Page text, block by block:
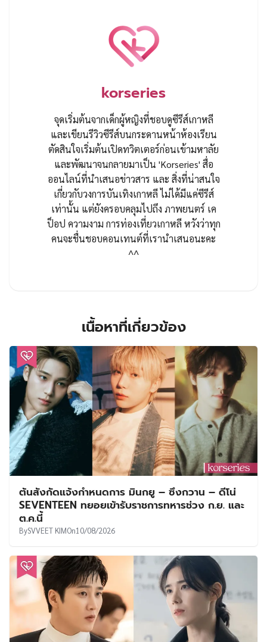
korseries
จุดเริ่มต้นจากเด็กผู้หญิงที่ชอบดูซีรีส์เกาหลี
และเขียนรีวิวซีรีส์บนกระดานหน้าห้องเรียน
ตัดสินใจเริ่มต้นเปิดทวิตเตอร์ก่อนเข้ามหาลัย
และพัฒนาจนกลายมาเป็น 'Korseries' สื่อ
ออนไลน์ที่นำเสนอข่าวสาร และ สิ่งที่น่าสนใจ
เกี่ยวกับวงการบันเทิงเกาหลี ไม่ได้มีแค่ซีรีส์
เท่านั้น แต่ยังครอบคลุมไปถึง ภาพยนตร์ เค
ป็อป ความงาม การท่องเที่ยวเกาหลี หวังว่าทุก
คนจะชื่นชอบคอนเทนต์ที่เรานำเสนอนะคะ
^^
เนื้อหาที่เกี่ยวข้อง
ต้นสังกัดแจ้งกำหนดการ มินกยู – ซึงกวาน – ดีโน่
SEVENTEEN ทยอยเข้ารับราชการทหารช่วง ก.ย. และ
ต.ค.นี้
BySVVEET KIMOn10/08/2026